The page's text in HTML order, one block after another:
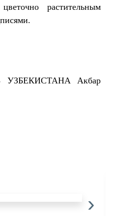
растительным
Акбар
›